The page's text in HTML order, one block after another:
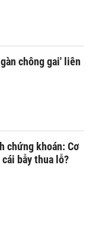
chông gai' liên
chứng khoán: Cơ
cái bẫy thua lỗ?